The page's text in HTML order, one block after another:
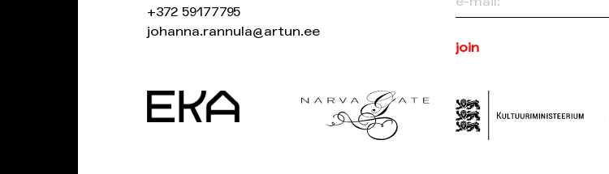
+372 59177795
johanna.rannula@artun.ee